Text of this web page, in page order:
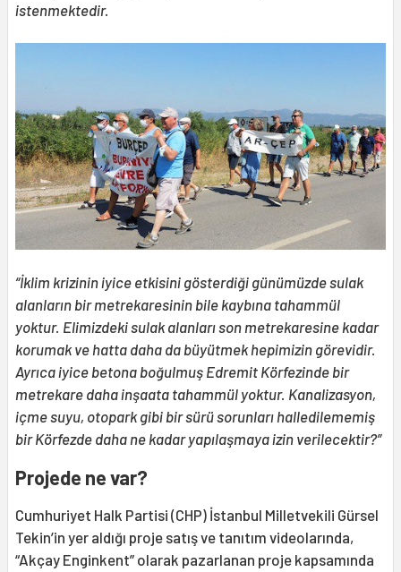
istenmektedir.
“İklim krizinin iyice etkisini gösterdiği günümüzde sulak
alanların bir metrekaresinin bile kaybına tahammül
yoktur. Elimizdeki sulak alanları son metrekaresine kadar
korumak ve hatta daha da büyütmek hepimizin görevidir.
Ayrıca iyice betona boğulmuş Edremit Körfezinde bir
metrekare daha inşaata tahammül yoktur. Kanalizasyon,
içme suyu, otopark gibi bir sürü sorunları halledilememiş
bir Körfezde daha ne kadar yapılaşmaya izin verilecektir?”
Projede ne var?
Cumhuriyet Halk Partisi (CHP) İstanbul Milletvekili Gürsel
Tekin’in yer aldığı proje satış ve tanıtım videolarında,
“Akçay Enginkent” olarak pazarlanan proje kapsamında